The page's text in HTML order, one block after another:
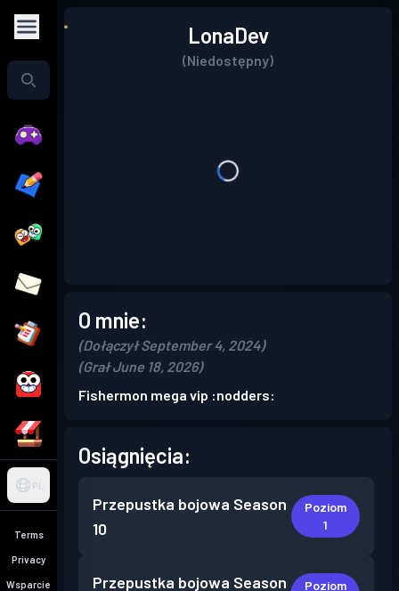
PL
Terms
Privacy
Wsparcie
LonaDev
(Niedostępny)
O mnie:
(Dołączył September 4, 2024)
(Grał June 18, 2026)
Fishermon mega vip :nodders:
Osiągnięcia:
Przepustka bojowa Season
10
Poziom
1
Przepustka bojowa Season
Poziom